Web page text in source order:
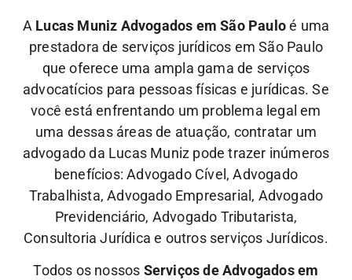
A Lucas Muniz Advogados em São Pauloé uma
prestadora de serviços jurídicos em São Paulo
que oferece uma ampla gama de serviços
advocatícios para pessoas físicas e jurídicas. Se
você está enfrentando um problema legal em
uma dessas áreas de atuação, contratar um
advogado da Lucas Muniz pode trazer inúmeros
benefícios: Advogado Cível, Advogado
Trabalhista, Advogado Empresarial, Advogado
Previdenciário, Advogado Tributarista,
Consultoria Jurídica e outros serviços Jurídicos.
Todos os nossos Serviços de Advogados em